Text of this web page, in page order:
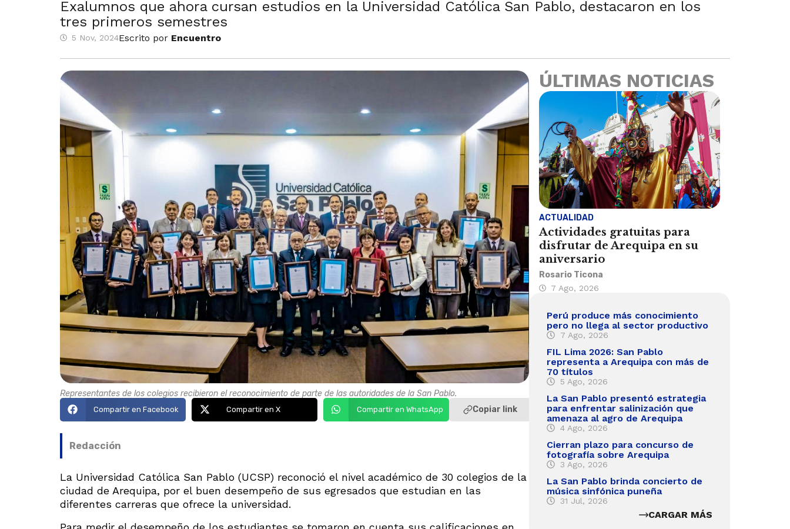
Exalumnos que ahora cursan estudios en la Universidad Católica San Pablo, destacaron en los
tres primeros semestres
5 Nov, 2024Escrito por Encuentro
Representantes de los colegios recibieron el reconocimiento de parte de las autoridades de la San Pablo.
Compartir en Facebook Compartir en X Compartir en WhatsApp Copiar link
Redacción
La Universidad Católica San Pablo (UCSP) reconoció el nivel académico de 30 colegios de la
ciudad de Arequipa, por el buen desempeño de sus egresados que estudian en las
diferentes carreras que ofrece la universidad.
ÚLTIMAS NOTICIAS
ACTUALIDAD
Actividades gratuitas para
disfrutar de Arequipa en su
aniversario
Rosario Ticona
7 Ago, 2026
Perú produce más conocimiento
pero no llega al sector productivo
7 Ago, 2026
FIL Lima 2026: San Pablo
representa a Arequipa con más de
70 títulos
5 Ago, 2026
La San Pablo presentó estrategia
para enfrentar salinización que
amenaza al agro de Arequipa
4 Ago, 2026
Cierran plazo para concurso de
fotografía sobre Arequipa
3 Ago, 2026
La San Pablo brinda concierto de
música sinfónica puneña
31 Jul, 2026
CARGAR MÁS